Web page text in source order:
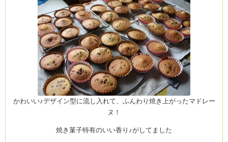
Clémentine
かわいい♪デザイン型に流し入れて、ふんわり焼き上がったマドレー
ヌ！
焼き菓子特有のいい香り♪がしてました